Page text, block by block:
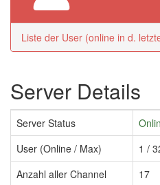
Liste der User (online in d.
Server Details
Server Status
User (Online / Max)
1 /
Anzahl aller Channel
17